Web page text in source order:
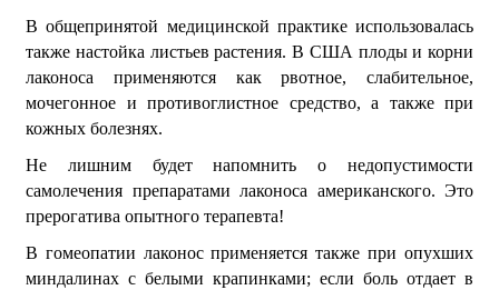
В общепринятой медицинской практике использовалась
также настойка листьев растения. В США плоды и корни
лаконоса применяются как рвотное, слабительное,
мочегонное и противоглистное средство, а также при
кожных болезнях.
Не лишним будет напомнить о недопустимости
самолечения препаратами лаконоса американского. Это
прерогатива опытного терапевта!
В гомеопатии лаконос применяется также при опухших
миндалинах с белыми крапинками; если боль отдает в